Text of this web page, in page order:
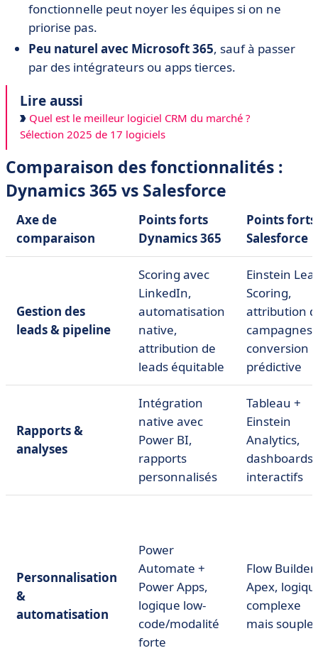
fonctionnelle peut noyer les équipes si on ne
priorise pas.
Peu naturel avec Microsoft 365, sauf à passer
par des intégrateurs ou apps tierces.
Lire aussi
Quel est le meilleur logiciel CRM du marché ?
Sélection 2025 de 17 logiciels
Comparaison des fonctionnalités :
Dynamics 365 vs Salesforce
Axe de
comparaison
Points forts
Dynamics 365
Points forts
Salesforce
Gestion des
leads & pipeline
Scoring avec
LinkedIn,
automatisation
native,
attribution de
leads équitable
Einstein
Scoring,
attribution
campagnes,
conversion
prédictive
Rapports &
analyses
Intégration
native avec
Power BI,
rapports
personnalisés
Tableau +
Einstein
Analytics,
dashboards
interactifs
Personnalisation
&
automatisation
Power
Automate +
Power Apps,
logique low-
code/modalité
forte
Flow Builder,
Apex,
complexe
mais souple